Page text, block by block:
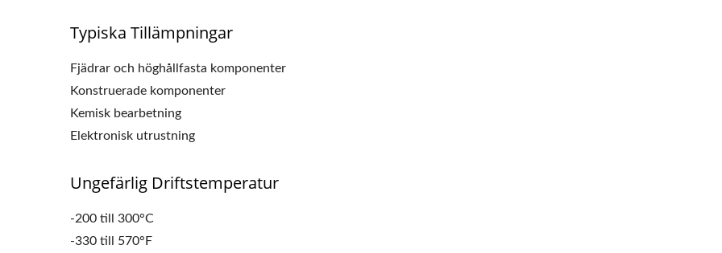
Typiska Tillämpningar
Fjädrar och höghållfasta komponenter
Konstruerade komponenter
Kemisk bearbetning
Elektronisk utrustning
Ungefärlig Driftstemperatur
-200 till 300°C
-330 till 570°F